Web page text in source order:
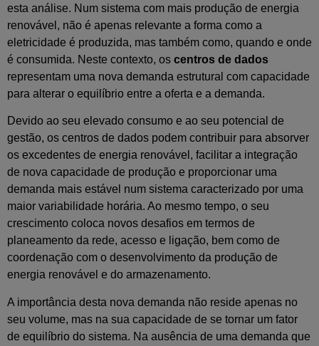
esta análise. Num sistema com mais produção de energia
renovável, não é apenas relevante a forma como a
eletricidade é produzida, mas também como, quando e onde
é consumida. Neste contexto, os centros de dados
representam uma nova demanda estrutural com capacidade
para alterar o equilíbrio entre a oferta e a demanda.
Devido ao seu elevado consumo e ao seu potencial de
gestão, os centros de dados podem contribuir para absorver
os excedentes de energia renovável, facilitar a integração
de nova capacidade de produção e proporcionar uma
demanda mais estável num sistema caracterizado por uma
maior variabilidade horária. Ao mesmo tempo, o seu
crescimento coloca novos desafios em termos de
planeamento da rede, acesso e ligação, bem como de
coordenação com o desenvolvimento da produção de
energia renovável e do armazenamento.
A importância desta nova demanda não reside apenas no
seu volume, mas na sua capacidade de se tornar um fator
de equilíbrio do sistema. Na ausência de uma demanda que